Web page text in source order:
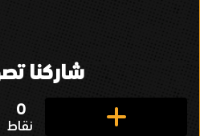
شاركنا
0
نقاط